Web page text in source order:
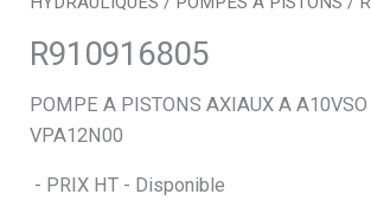
r
c
h
e
R910916805
POMPE A PISTONS AXIAUX A
VPA12N00
- PRIX HT - Disponible